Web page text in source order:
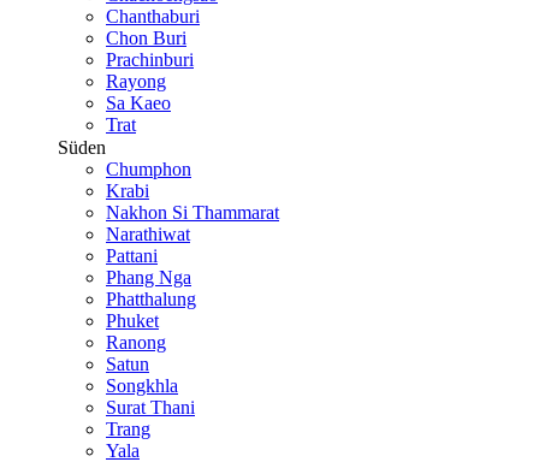
Chanthaburi
Chon Buri
Prachinburi
Rayong
Sa Kaeo
Trat
Süden
Chumphon
Krabi
Nakhon Si Thammarat
Narathiwat
Pattani
Phang Nga
Phatthalung
Phuket
Ranong
Satun
Songkhla
Surat Thani
Trang
Yala